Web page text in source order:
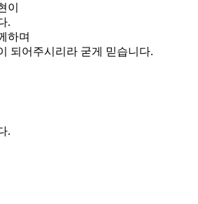
이
.
하며
되어주시리라 굳게 믿습니다.
.